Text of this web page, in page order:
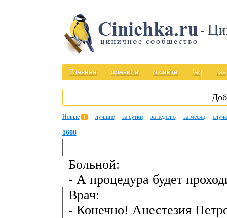
Главная правила о сайте faq rss
Новые 1 лучшие за сутки за неделю за месяц
1608
Больной:
- А процедура будет
Врач:
- Конечно! Анестезия